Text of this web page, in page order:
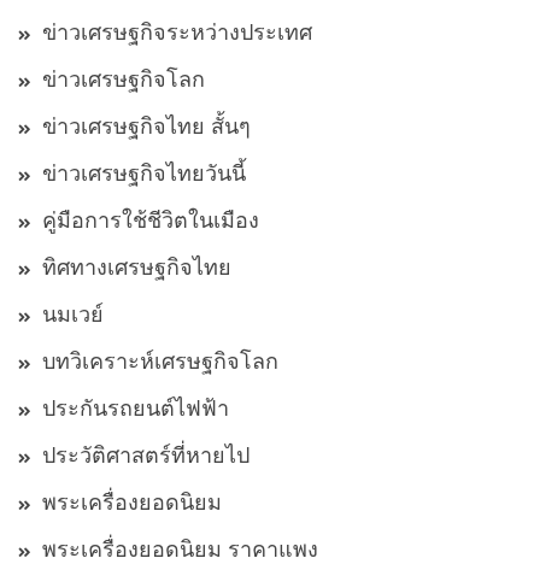
ข่าวเศรษฐกิจระหว่างประเทศ
ข่าวเศรษฐกิจโลก
ข่าวเศรษฐกิจไทย สั้นๆ
ข่าวเศรษฐกิจไทยวันนี้
คู่มือการใช้ชีวิตในเมือง
ทิศทางเศรษฐกิจไทย
นมเวย์
บทวิเคราะห์เศรษฐกิจโลก
ประกันรถยนต์ไฟฟ้า
ประวัติศาสตร์ที่หายไป
พระเครื่องยอดนิยม
พระเครื่องยอดนิยม ราคาแพง